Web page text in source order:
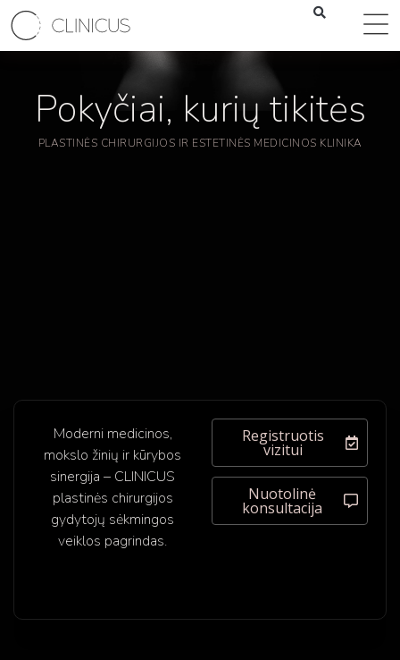
Pokyčiai, kurių tikitės
PLASTINĖS CHIRURGIJOS IR ESTETINĖS MEDICINOS KLINIKA
Moderni medicinos,
mokslo žinių ir kūrybos
sinergija – CLINICUS
plastinės chirurgijos
gydytojų sėkmingos
veiklos pagrindas.
Registruotis
vizitui
Nuotolinė
konsultacija